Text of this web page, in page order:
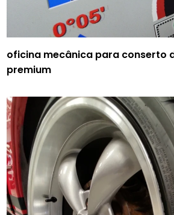
oficina mecânica para conserto
premium